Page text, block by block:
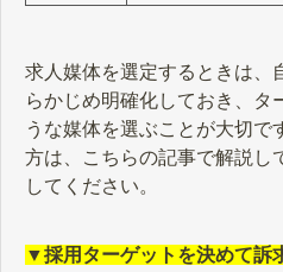
求人媒体を選定するときは、
らかじめ明確化しておき、タ
うな媒体を選ぶことが大切で
方は、こちらの記事で解説し
してください。
▼採用ターゲットを決めて訴